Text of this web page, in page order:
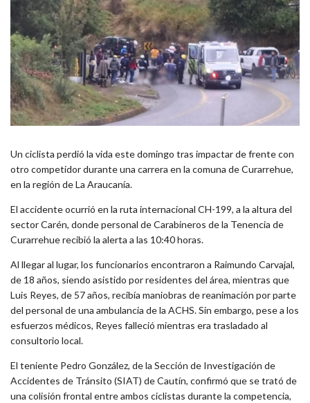
Un ciclista perdió la vida este domingo tras impactar de frente con
otro competidor durante una carrera en la comuna de Curarrehue,
en la región de La Araucanía.
El accidente ocurrió en la ruta internacional CH-199, a la altura del
sector Carén, donde personal de Carabineros de la Tenencia de
Curarrehue recibió la alerta a las 10:40 horas.
Al llegar al lugar, los funcionarios encontraron a Raimundo Carvajal,
de 18 años, siendo asistido por residentes del área, mientras que
Luis Reyes, de 57 años, recibía maniobras de reanimación por parte
del personal de una ambulancia de la ACHS. Sin embargo, pese a los
esfuerzos médicos, Reyes falleció mientras era trasladado al
consultorio local.
El teniente Pedro González, de la Sección de Investigación de
Accidentes de Tránsito (SIAT) de Cautín, confirmó que se trató de
una colisión frontal entre ambos ciclistas durante la competencia,